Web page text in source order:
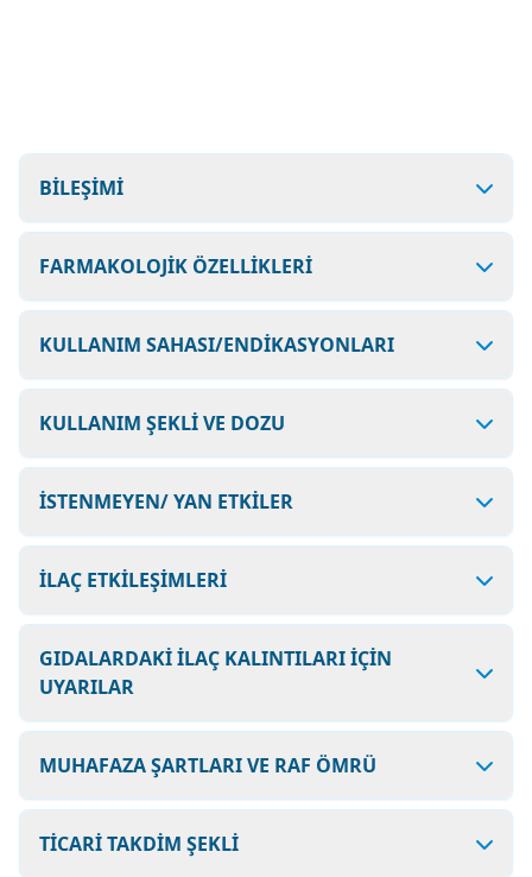
BİLEŞİMİ
FARMAKOLOJİK ÖZELLİKLERİ
KULLANIM SAHASI/ENDİKASYONLARI
KULLANIM ŞEKLİ VE DOZU
İSTENMEYEN/ YAN ETKİLER
İLAÇ ETKİLEŞİMLERİ
GIDALARDAKİ İLAÇ KALINTILARI İÇİN
UYARILAR
MUHAFAZA ŞARTLARI VE RAF ÖMRÜ
TİCARİ TAKDİM ŞEKLİ